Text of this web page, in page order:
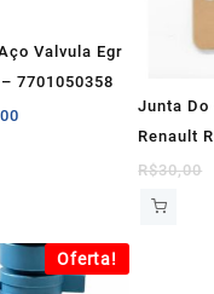
Valvula Egr
7701050358
Junta Do
Renault
R$30,00
Oferta!